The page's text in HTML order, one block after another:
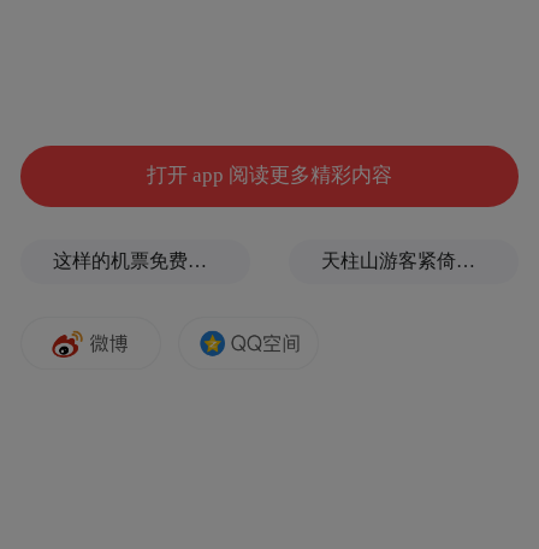
打开 app 阅读更多精彩内容
这样的机票免费退改，走错了方向 天柱山游客紧倚护栏扶手缓步下山，险被台风吹飞